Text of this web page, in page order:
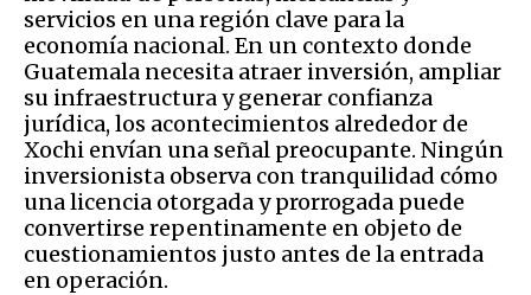
servicios en una región clave para la
economía nacional. En un contexto donde
Guatemala necesita atraer inversión, ampliar
su infraestructura y generar confianza
jurídica, los acontecimientos alrededor de
Xochi envían una señal preocupante. Ningún
inversionista observa con tranquilidad cómo
una licencia otorgada y prorrogada puede
convertirse repentinamente en objeto de
cuestionamientos justo antes de la entrada
en operación.